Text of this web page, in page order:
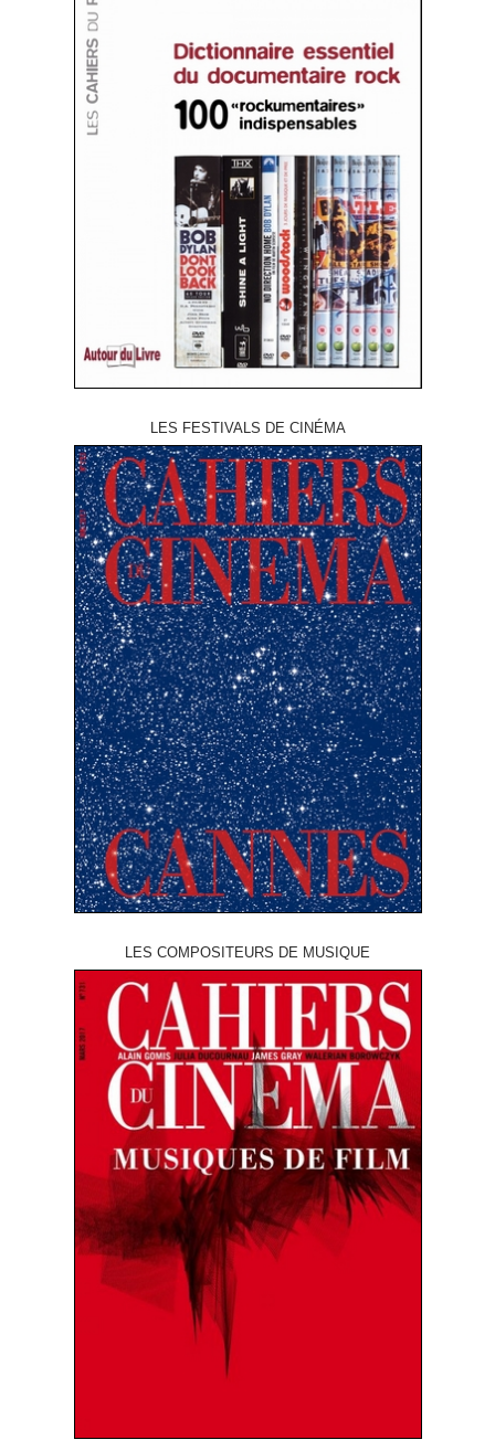
LES FESTIVALS DE CINÉMA
LES COMPOSITEURS DE MUSIQUE